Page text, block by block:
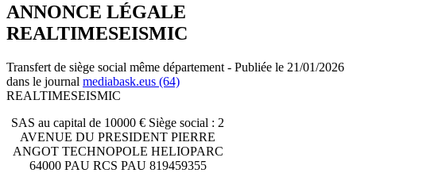
ANNONCE LÉGALE
REALTIMESEISMIC
Transfert de siège social même département - Publiée le 21/01/2026
dans le journal mediabask.eus (64)
REALTIMESEISMIC
SAS au capital de 10000 € Siège social : 2
AVENUE DU PRESIDENT PIERRE
ANGOT TECHNOPOLE HELIOPARC
64000 PAU RCS PAU 819459355